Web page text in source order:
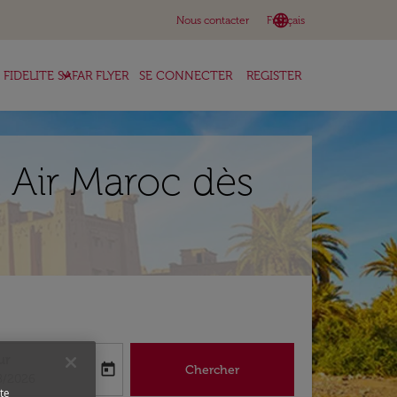
Nous contacter language
Français
keyboard_arrow_down
FIDELITE SAFAR FLYER
keyboard_arrow_down SE CONNECTER REGISTER
Maroc dès
return-date-aria-label
today Chercher